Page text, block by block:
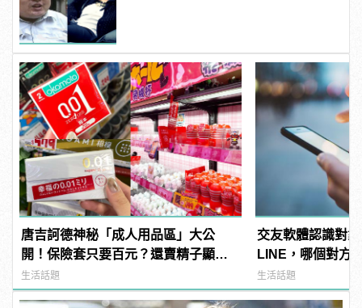
唐吉訶德神秘「成人用品區」大公
開！保險套只要百元？還賣精子顯微
鏡？
生活話題
交友軟體認識對
LINE，哪個對方
生活話題